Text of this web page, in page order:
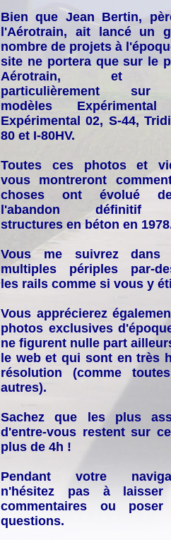
Bien que Jean Bertin,
l'Aérotrain, ait lancé un
nombre de projets à
site ne portera que sur le
Aérotrain, et
particulièrement
modèles
Expérimental 02, S-44,
80 et I-80HV.
Toutes ces photos et
vous montreront
choses ont évolué
l'abandon définitif
structures en béton en
Vous me suivrez dans
multiples périples par-
les rails comme si vous y
Vous apprécierez
photos exclusives
ne figurent nulle part
le web et qui sont en très
résolution (comme
autres).
Sachez que les plus
d'entre-vous restent sur
plus de 4h !
Pendant votre
n'hésitez pas à laisser
commentaires ou
questions.